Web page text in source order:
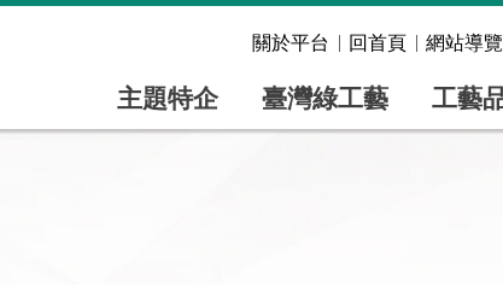
關於平台 回首頁 網站導覽
主題特企 臺灣綠工藝 工藝